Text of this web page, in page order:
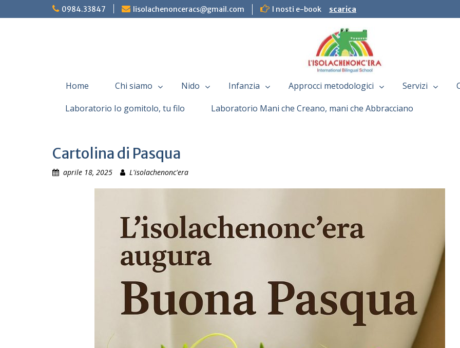
to
0984.33847 lisolachenonceracs@gmail.com I nosti e-book scarica
Home Chi siamo Nido Infanzia Approcci metodologici Servizi
Laboratorio Io gomitolo, tu filo
Laboratorio Mani che Creano, mani che Abbracciano
Cartolina di Pasqua
aprile 18, 2025 L'isolachenonc'era